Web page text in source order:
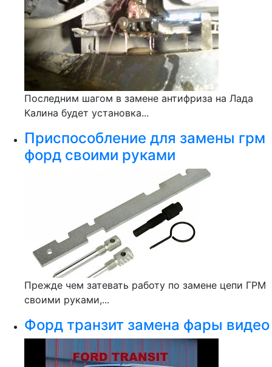
Последним шагом в замене антифриза на Лада
Калина будет установка...
Приспособление для замены грм
форд своими руками
Прежде чем затевать работу по замене цепи ГРМ
своими руками,...
Форд транзит замена фары видео